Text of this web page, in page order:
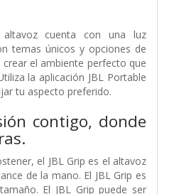
cuenta con una luz
temas únicos y opciones de
el ambiente perfecto que
la aplicación JBL Portable
tu aspecto preferido.
contigo, donde
el JBL Grip es el altavoz
de la mano. El JBL Grip es
El JBL Grip puede ser